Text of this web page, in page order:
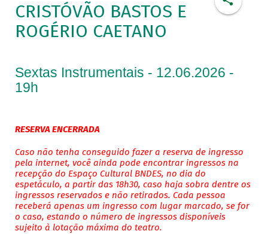
CRISTÓVÃO BASTOS E
ROGÉRIO CAETANO
Sextas Instrumentais - 12.06.2026 -
19h
RESERVA ENCERRADA
Caso não tenha conseguido fazer a reserva de ingresso
pela internet, você ainda pode encontrar ingressos na
recepção do Espaço Cultural BNDES, no dia do
espetáculo, a partir das 18h30, caso haja sobra dentre os
ingressos reservados e não retirados. Cada pessoa
receberá apenas um ingresso com lugar marcado, se for
o caso, estando o número de ingressos disponíveis
sujeito à lotação máxima do teatro.